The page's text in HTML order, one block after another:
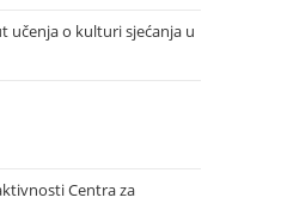
učenja o kulturi sjećanja u
Centra za